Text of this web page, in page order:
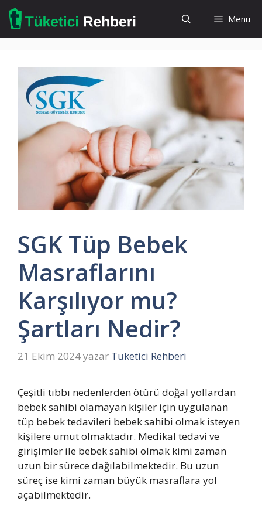
İçeriğe
atla
Menu
SGK Tüp Bebek
Masraflarını
Karşılıyor mu?
Şartları Nedir?
21 Ekim 2024yazar Tüketici Rehberi
Çeşitli tıbbı nedenlerden ötürü doğal yollardan
bebek sahibi olamayan kişiler için uygulanan
tüp bebek tedavileri bebek sahibi olmak isteyen
kişilere umut olmaktadır. Medikal tedavi ve
girişimler ile bebek sahibi olmak kimi zaman
uzun bir sürece dağılabilmektedir. Bu uzun
süreç ise kimi zaman büyük masraflara yol
açabilmektedir.